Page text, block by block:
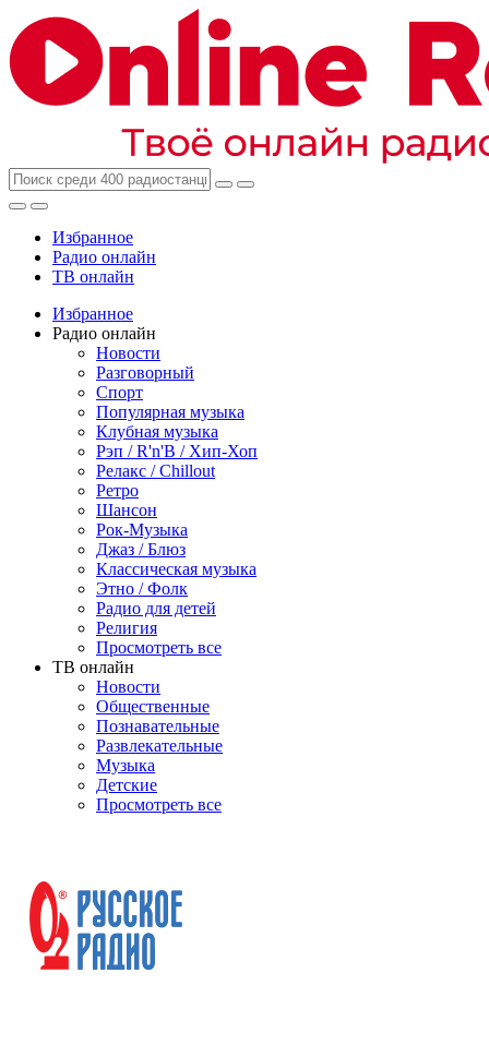
Избранное
Радио онлайн
ТВ онлайн
Избранное
Радио онлайн
Новости
Разговорный
Спорт
Популярная музыка
Клубная музыка
Рэп / R'n'B / Хип-Хоп
Релакс / Chillout
Ретро
Шансон
Рок-Музыка
Джаз / Блюз
Классическая музыка
Этно / Фолк
Радио для детей
Религия
Просмотреть все
ТВ онлайн
Новости
Общественные
Познавательные
Развлекательные
Музыка
Детские
Просмотреть все